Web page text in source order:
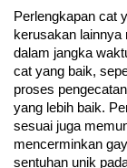
Perlengkapan cat
kerusakan lainnya
dalam jangka
cat yang baik,
proses
yang lebih baik.
sesuai juga
mencerminkan
sentuhan unik